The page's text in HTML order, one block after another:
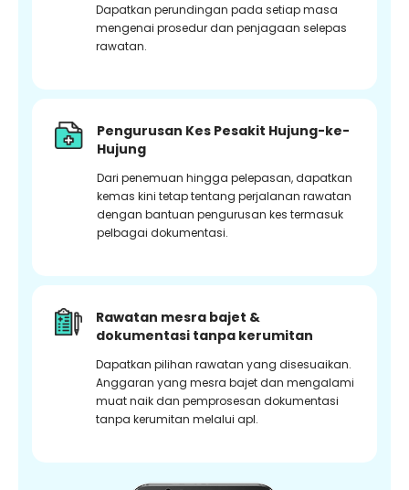
Dapatkan perundingan pada setiap masa
mengenai prosedur dan penjagaan selepas
rawatan.
Pengurusan Kes Pesakit Hujung-ke-
Hujung
Dari penemuan hingga pelepasan, dapatkan
kemas kini tetap tentang perjalanan rawatan
dengan bantuan pengurusan kes termasuk
pelbagai dokumentasi.
Rawatan mesra bajet &
dokumentasi tanpa kerumitan
Dapatkan pilihan rawatan yang disesuaikan.
Anggaran yang mesra bajet dan mengalami
muat naik dan pemprosesan dokumentasi
tanpa kerumitan melalui apl.